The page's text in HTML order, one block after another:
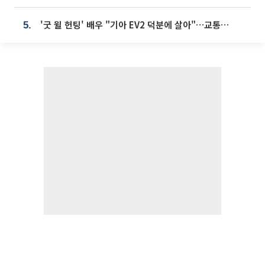
5. '굿 윌 헌팅' 배우 "기아 EV2 덕분에 살아"…교통사고 후 안전성 극찬